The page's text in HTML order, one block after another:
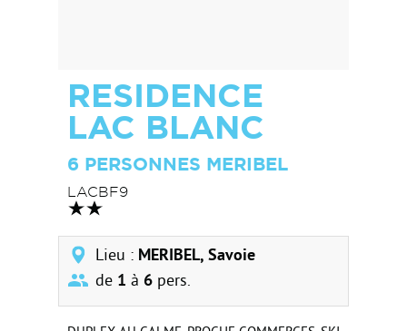
RESIDENCE
LAC BLANC
6 PERSONNES MERIBEL
LACBF9
Lieu : MERIBEL, Savoie
de 1 à 6 pers.